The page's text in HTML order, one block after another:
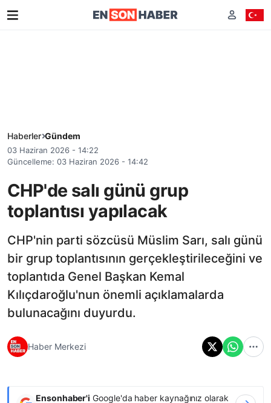
Haberler Gündem
03 Haziran 2026 - 14:22
Güncelleme: 03 Haziran 2026 - 14:42
CHP'de salı günü grup
toplantısı yapılacak
CHP'nin parti sözcüsü Müslim Sarı, salı günü
bir grup toplantısının gerçekleştirileceğini ve
toplantıda Genel Başkan Kemal
Kılıçdaroğlu'nun önemli açıklamalarda
bulunacağını duyurdu.
Haber Merkezi
Ensonhaber'i Google'da haber kaynağınız olarak